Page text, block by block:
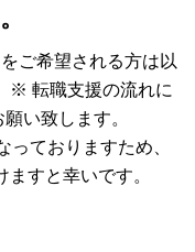
ご希望される方は以
※ 転職支援の流れに
い致します。
ておりますため、
すと幸いです。